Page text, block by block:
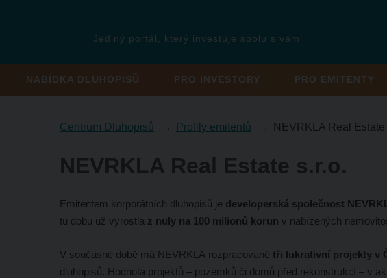
Jediný portál, který investuje spolu s vámi
NABÍDKA DLUHOPISŮ PRO INVESTORY PRO EMITENTY
Centrum Dluhopisů Profily emitentů NEVRKLA Real Estate
NEVRKLA Real Estate s.r.o.
Emitentem korporátních dluhopisů je developerská společnost
tu dobu už vyrostla z nuly na 100 milionů korun v nabízených
V současné době má NEVRKLA rozpracované tři lukrativní projekty v
dluhopisů. Hodnota projektů – pozemků či domů před rekonstrukcí – v